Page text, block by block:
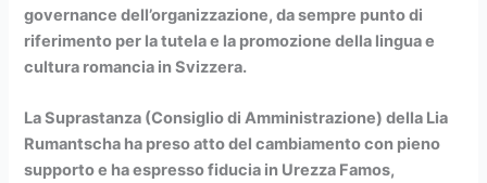
governance dell’organizzazione, da sempre punto di
riferimento per latutela e la promozione della lingua e
cultura romancia in Svizzera.
LaSuprastanza (Consiglio di Amministrazione) della Lia
Rumantscha ha preso atto del cambiamento con pieno
supporto e ha espressofiducia in Urezza Famos,